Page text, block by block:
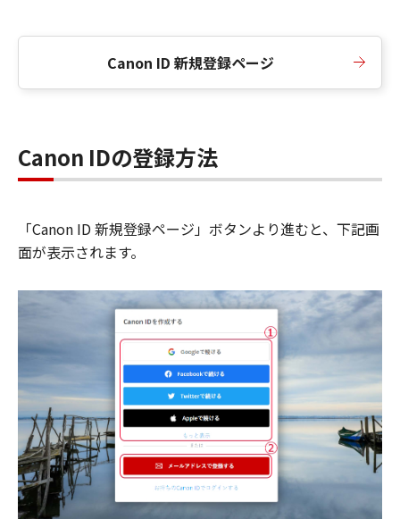
Canon ID 新規登録ページ
Canon IDの登録方法
「Canon ID 新規登録ページ」ボタンより進むと、下記画
面が表示されます。